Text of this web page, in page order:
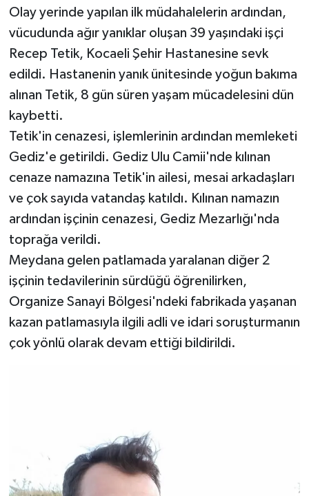
Olay yerinde yapılan ilk müdahalelerin ardından,
vücudunda ağır yanıklar oluşan 39 yaşındaki işçi
Recep Tetik, Kocaeli Şehir Hastanesine sevk
edildi. Hastanenin yanık ünitesinde yoğun bakıma
alınan Tetik, 8 gün süren yaşam mücadelesini dün
kaybetti.
Tetik'in cenazesi, işlemlerinin ardından memleketi
Gediz'e getirildi. Gediz Ulu Camii'nde kılınan
cenaze namazına Tetik'in ailesi, mesai arkadaşları
ve çok sayıda vatandaş katıldı. Kılınan namazın
ardından işçinin cenazesi, Gediz Mezarlığı'nda
toprağa verildi.
Meydana gelen patlamada yaralanan diğer 2
işçinin tedavilerinin sürdüğü öğrenilirken,
Organize Sanayi Bölgesi'ndeki fabrikada yaşanan
kazan patlamasıyla ilgili adli ve idari soruşturmanın
çok yönlü olarak devam ettiği bildirildi.